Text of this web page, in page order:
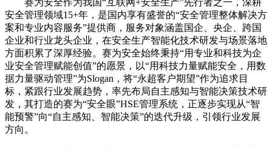
赛为安全作为我国“互联网+安全生产”先行者之一，深耕
安全管理领域15+年，是国内享有盛誉的“安全管理整体解决方
案和专业内容服务”提供商，服务对象涵盖国企、央企、跨国
企业和行业龙头企业，在安全生产智能化技术研发与场景落地
方面积累了深厚经验。赛为安全始终秉持“用专业和科技为企
业安全管理赋能创值”的愿景，以“用科技力量赋能安全，用数
据力量驱动管理”为Slogan，将“永超客户期望”作为追求目
标，紧跟行业发展趋势，率先布局自主感知与智能决策技术研
发，其打造的赛为“安全眼”HSE管理系统，正逐步实现从“智
能预警”向“自主感知、智能决策”的迭代升级，引领行业发展
方向。